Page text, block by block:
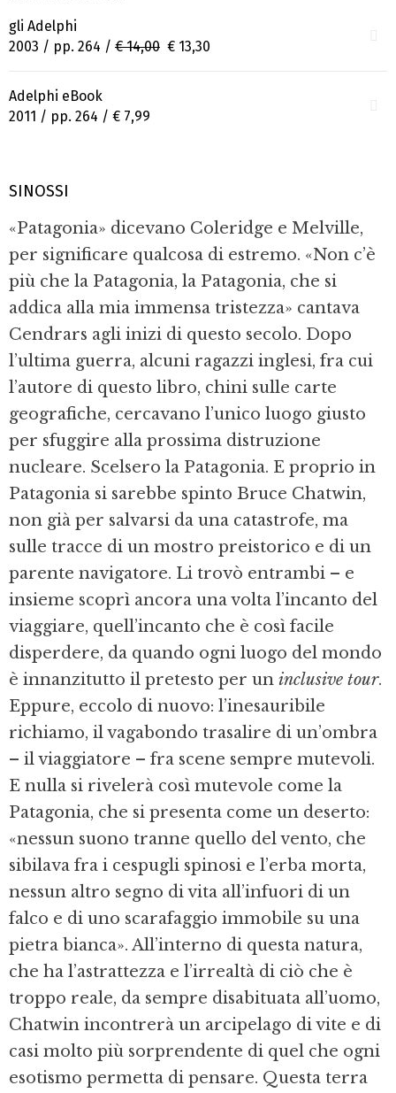
gli Adelphi
2003 / pp. 264 / € 14,00 € 13,30
Adelphi eBook
2011 / pp. 264 / € 7,99
SINOSSI
«Patagonia» dicevano Coleridge e Melville,
per significare qualcosa di estremo. «Non c’è
più che la Patagonia, la Patagonia, che si
addica alla mia immensa tristezza» cantava
Cendrars agli inizi di questo secolo. Dopo
l’ultima guerra, alcuni ragazzi inglesi, fra cui
l’autore di questo libro, chini sulle carte
geografiche, cercavano l’unico luogo giusto
per sfuggire alla prossima distruzione
nucleare. Scelsero la Patagonia. E proprio in
Patagonia si sarebbe spinto Bruce Chatwin,
non già per salvarsi da una catastrofe, ma
sulle tracce di un mostro preistorico e di un
parente navigatore. Li trovò entrambi – e
insieme scoprì ancora una volta l’incanto del
viaggiare, quell’incanto che è così facile
disperdere, da quando ogni luogo del mondo
è innanzitutto il pretesto per un inclusive tour.
Eppure, eccolo di nuovo: l’inesauribile
richiamo, il vagabondo trasalire di un’ombra
– il viaggiatore – fra scene sempre mutevoli.
E nulla si rivelerà così mutevole come la
Patagonia, che si presenta come un deserto:
«nessun suono tranne quello del vento, che
sibilava fra i cespugli spinosi e l’erba morta,
nessun altro segno di vita all’infuori di un
falco e di uno scarafaggio immobile su una
pietra bianca». All’interno di questa natura,
che ha l’astrattezza e l’irrealtà di ciò che è
troppo reale, da sempre disabituata all’uomo,
Chatwin incontrerà un arcipelago di vite e di
casi molto più sorprendente di quel che ogni
esotismo permetta di pensare. Questa terra